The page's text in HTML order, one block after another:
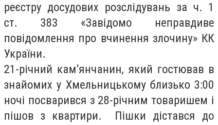
реєстру досудових розслідувань за ч. 1
ст. 383 «Завідомо неправдиве
повідомлення про вчинення злочину» КК
України.
21-річний кам’янчанин, який гостював в
знайомих у Хмельницькому близько 3:00
ночі посварився з 28-річним товаришем і
пішов з квартири. Пішки дістався до